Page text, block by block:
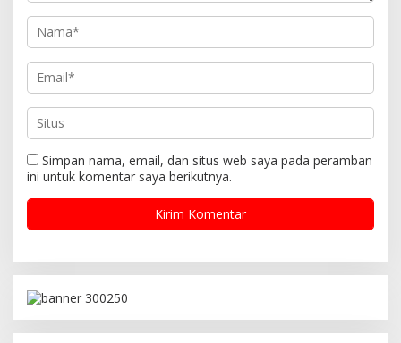
Simpan nama, email, dan situs web saya pada peramban
ini untuk komentar saya berikutnya.